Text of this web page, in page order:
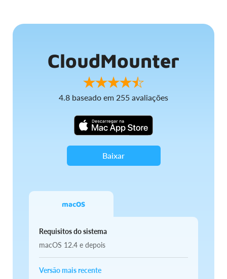
CloudMounter
4.8 baseado em 255 avaliações
Baixar
macOS
Requisitos do sistema
macOS 12.4 e depois
Versão mais recente